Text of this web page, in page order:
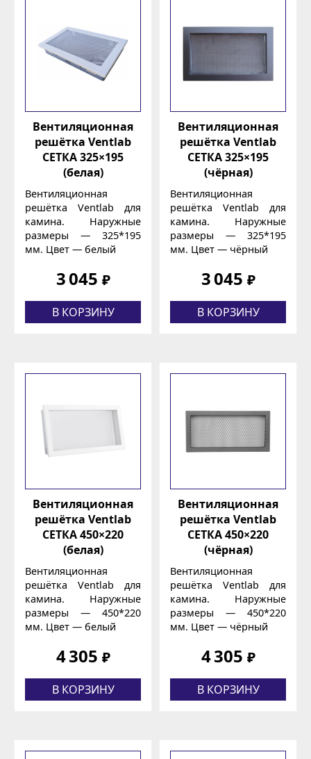
Вентиляционная
решётка Ventlab
СЕТКА 325×195
(белая)
Вентиляционная
решётка Ventlab для
камина. Наружные
размеры — 325*195
мм. Цвет — белый
3 045 ₽
В КОРЗИНУ
Вентиляционная
решётка Ventlab
СЕТКА 325×195
(чёрная)
Вентиляционная
решётка Ventlab для
камина. Наружные
размеры — 325*195
мм. Цвет — чёрный
3 045 ₽
В КОРЗИНУ
Вентиляционная
решётка Ventlab
СЕТКА 450×220
(белая)
Вентиляционная
решётка Ventlab для
камина. Наружные
размеры — 450*220
мм. Цвет — белый
4 305 ₽
В КОРЗИНУ
Вентиляционная
решётка Ventlab
СЕТКА 450×220
(чёрная)
Вентиляционная
решётка Ventlab для
камина. Наружные
размеры — 450*220
мм. Цвет — чёрный
4 305 ₽
В КОРЗИНУ